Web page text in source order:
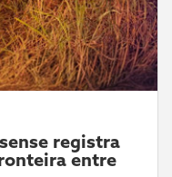
registra
entre